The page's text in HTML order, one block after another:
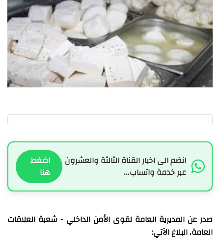
انضم الى اخبار القناة الثالثة والعشرون
عبر خدمة واتساب...
اضغط
هنا
صدر عن المديرية العامة لقوى الأمن الداخلي - شعبة العلاقات
العامة، البلاغ الآتي: